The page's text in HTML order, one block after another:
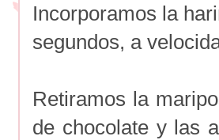
Incorporamos la
segundos, a
Retiramos la
de chocolate y las